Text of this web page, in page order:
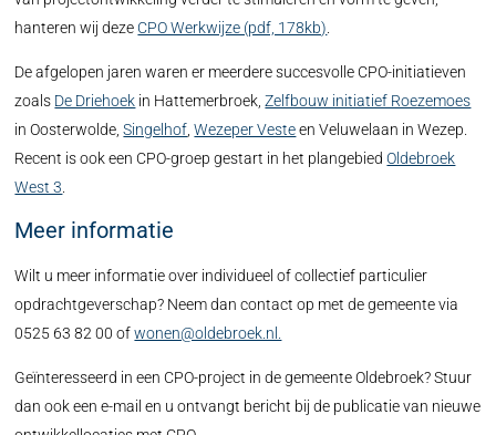
hanteren wij deze CPO Werkwijze (pdf, 178kb)
De afgelopen jaren waren er meerdere succesvolle CPO-initiatieven
zoals De Driehoek in Hattemerbroek,Zelfbouw initiatief Roezemoes
in Oosterwolde,Singelhof ,Wezeper Vesteen Veluwelaan in Wezep.
Recent is ook een CPO-groep gestart in het plangebiedOldebroek
West 3
Meer informatie
Wilt u meer informatie over individueel of collectief particulier
opdrachtgeverschap? Neem dan contact op met de gemeente via
0525 63 82 00 ofwonen@oldebroek.nl.
Geïnteresseerd in een CPO-project in de gemeente Oldebroek? Stuur
dan ook een e-mail en u ontvangt bericht bij de publicatie van nieuwe